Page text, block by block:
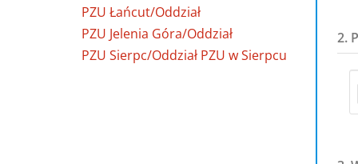
PZU Łańcut/Oddział
PZU Jelenia Góra/Oddział
PZU Sierpc/Oddział PZU w Sierpcu
2.